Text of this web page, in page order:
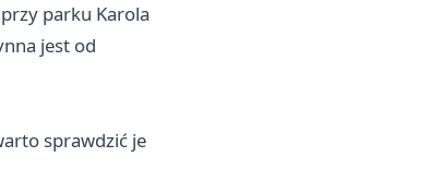
parku Karola
jest od
sprawdzić je